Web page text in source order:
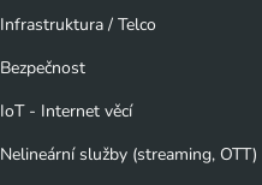
Infrastruktura / Telco
Bezpečnost
IoT - Internet věcí
Nelineární služby (streaming, OTT)